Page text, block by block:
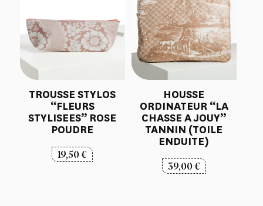
TROUSSE STYLOS
“FLEURS
STYLISEES” ROSE
POUDRE
19,50€
HOUSSE
ORDINATEUR “LA
CHASSE A JOUY”
TANNIN (TOILE
ENDUITE)
39,00€